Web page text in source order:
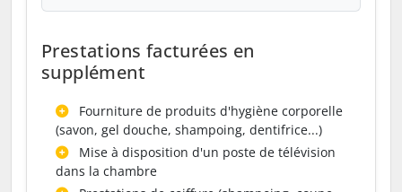
Prestations facturées en
supplément
Fourniture de produits d'hygiène corporelle
(savon, gel douche, shampoing, dentifrice...)
Mise à disposition d'un poste de télévision
dans la chambre